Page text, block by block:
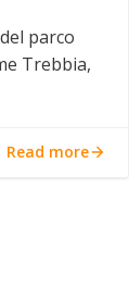
parco
Trebbia,
Read more